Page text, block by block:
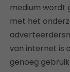
medium wordt
met het
van internet is
genoeg